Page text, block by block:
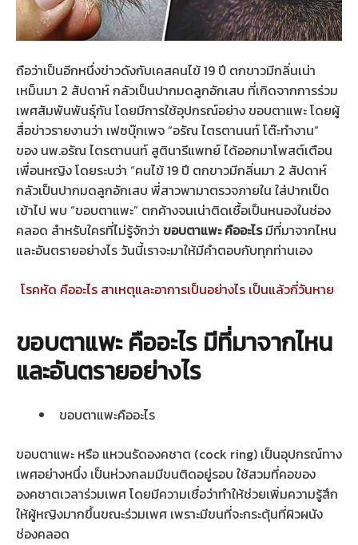
ถือว่าเป็นอีกหนึ่งข่าวดังกับเคสคนไข้ 19 ปี ตกขาวมีกลิ่นเน่า
เหม็นมา 2 สัปดาห์ กลัวเป็นปากมดลูกอักเสบ ที่เกิดจากการร่วม
เพศสัมพันพันธุ์กัน โดยมีการใช้อุปกรณ์อย่าง ขอบตาแพะ โดยผู้
สื่อข่าวรายงานว่า เฟซบุ๊กเพจ “อรัณ ไตรตานนท์ โต๊ะทำงาน”
ของ นพ.อรัณ ไตรตานนท์ สูตินารีแพทย์ ได้ออกมาโพสต์เตือน
เพื่อนหญิง โดยระบว่า “คนไข้ 19 ปี ตกขาวมีกลิ่นมา 2 สัปดาห์
กลัวเป็นปากมดลูกอักเสบ พี่สาวพามาตรวจภายใน ใส่ปากเป็ด
เข้าไป พบ “ขอบตาแพะ” ตกค้างจนเน่าติดเชื้อเป็นหนองในช่อง
คลอด สำหรับใครที่ไม่รู้จักว่า ขอบตาแพะ คืออะไรมีที่มาจากไหน
และอันตรายอย่างไร วันนี้เราจะมาให้มีคำตอบกับทุกท่านเอง
โรคหัด คืออะไร สาเหตุและอาการเป็นอย่างไร เป็นแล้วกี่วันหาย
ขอบตาแพะ คืออะไร มีที่มาจากไหน
และอันตรายอย่างไร
ขอบตาแพะคืออะไร
ขอบตาแพะ หรือ แหวนรัดองคชาต (cock ring) เป็นอุปกรณ์ทาง
เพศอย่างหนึ่ง เป็นห่วงกลมมีขนติดอยู่รอบ ใช้สวมที่คอของ
องคชาตเวลาร่วมเพศ โดยมีความเชื่อว่าทำให้ช่วยเพิ่มความรู้สึก
ให้ผู้หญิงมากขึ้นขณะร่วมเพศ เพราะมีขนที่จะกระตุ้นที่ผิวผนัง
ช่องคลอด